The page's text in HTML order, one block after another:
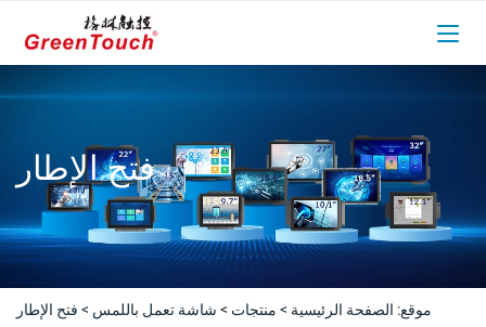
فتح الإطار
موقع: الصفحة الرئيسية > منتجات > شاشة تعمل باللمس > فتح الإطار